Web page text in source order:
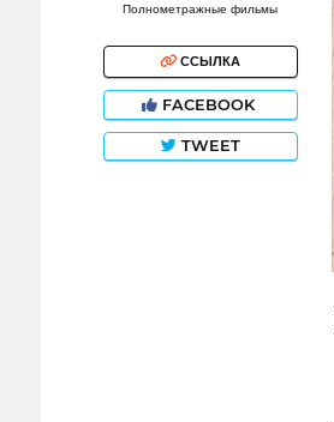
Полнометражные фильмы
ССЫЛКА
FACEBOOK
TWEET